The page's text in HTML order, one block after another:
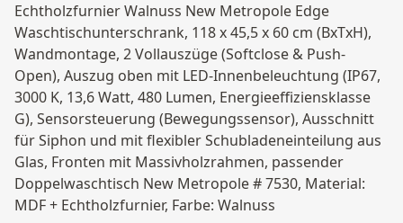
Echtholzfurnier Walnuss New Metropole Edge
Waschtischunterschrank, 118 x 45,5 x 60 cm (BxTxH),
Wandmontage, 2 Vollauszüge (Softclose & Push-
Open), Auszug oben mit LED-Innenbeleuchtung (IP67,
3000 K, 13,6 Watt, 480 Lumen, Energieeffiziensklasse
G), Sensorsteuerung (Bewegungssensor), Ausschnitt
für Siphon und mit flexibler Schubladeneinteilung aus
Glas, Fronten mit Massivholzrahmen, passender
Doppelwaschtisch New Metropole # 7530, Material:
MDF + Echtholzfurnier, Farbe: Walnuss